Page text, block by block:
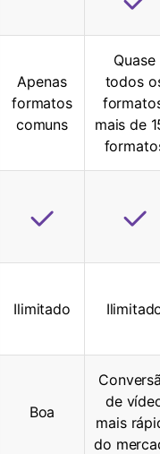
Apenas
formatos
comuns
Quase
todos
mais de
Ilimitado
Boa
de
mais
do